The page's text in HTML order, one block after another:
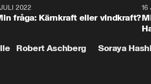
2022
fråga: Kärnkraft eller vindkraft?
16
Robert Aschberg Soraya